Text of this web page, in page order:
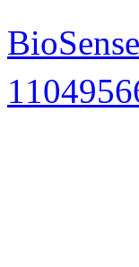
BioSense